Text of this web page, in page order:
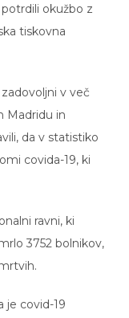
okužbo z
tiskovna
v več
Madridu in
da v statistiko
covida-19, ki
ravni, ki
3752 bolnikov,
je covid-19